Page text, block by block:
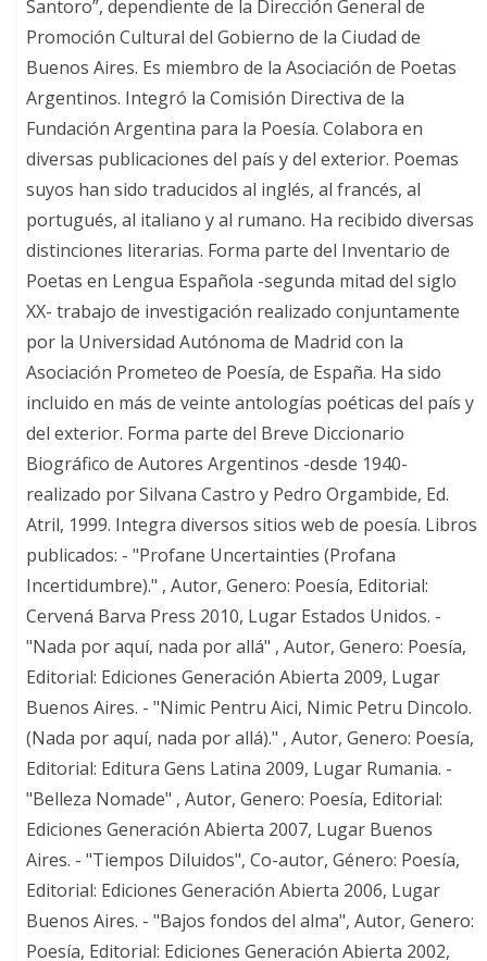
Santoro”, dependiente de la Dirección General de
Promoción Cultural del Gobierno de la Ciudad de
Buenos Aires. Es miembro de la Asociación de Poetas
Argentinos. Integró la Comisión Directiva de la
Fundación Argentina para la Poesía. Colabora en
diversas publicaciones del país y del exterior. Poemas
suyos han sido traducidos al inglés, al francés, al
portugués, al italiano y al rumano. Ha recibido diversas
distinciones literarias. Forma parte del Inventario de
Poetas en Lengua Española -segunda mitad del siglo
XX- trabajo de investigación realizado conjuntamente
por la Universidad Autónoma de Madrid con la
Asociación Prometeo de Poesía, de España. Ha sido
incluido en más de veinte antologías poéticas del país y
del exterior. Forma parte del Breve Diccionario
Biográfico de Autores Argentinos -desde 1940-
realizado por Silvana Castro y Pedro Orgambide, Ed.
Atril, 1999. Integra diversos sitios web de poesía. Libros
publicados: - "Profane Uncertainties (Profana
Incertidumbre)." , Autor, Genero: Poesía, Editorial:
Cervená Barva Press 2010, Lugar Estados Unidos. -
"Nada por aquí, nada por allá" , Autor, Genero: Poesía,
Editorial: Ediciones Generación Abierta 2009, Lugar
Buenos Aires. - "Nimic Pentru Aici, Nimic Petru Dincolo.
(Nada por aquí, nada por allá)." , Autor, Genero: Poesía,
Editorial: Editura Gens Latina 2009, Lugar Rumania. -
"Belleza Nomade" , Autor, Genero: Poesía, Editorial:
Ediciones Generación Abierta 2007, Lugar Buenos
Aires. - "Tiempos Diluidos", Co-autor, Género: Poesía,
Editorial: Ediciones Generación Abierta 2006, Lugar
Buenos Aires. - "Bajos fondos del alma", Autor, Genero:
Poesía, Editorial: Ediciones Generación Abierta 2002,